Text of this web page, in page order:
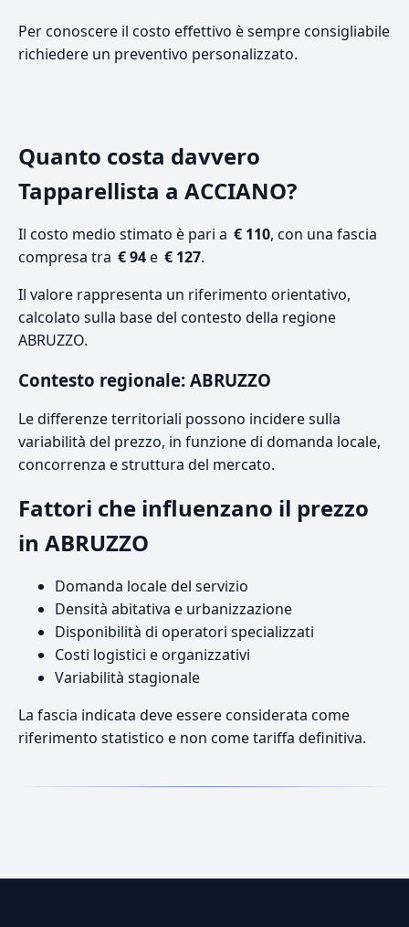
Per conoscere il costo effettivo è sempre consigliabile
richiedere un preventivo personalizzato.
Quanto costa davvero
Tapparellista a ACCIANO?
Il costo medio stimato è pari a € 110, con una fascia
compresa tra € 94e € 127.
Il valore rappresenta un riferimento orientativo,
calcolato sulla base del contesto della regione
ABRUZZO.
Contesto regionale: ABRUZZO
Le differenze territoriali possono incidere sulla
variabilità del prezzo, in funzione di domanda locale,
concorrenza e struttura del mercato.
Fattori che influenzano il prezzo
in ABRUZZO
Domanda locale del servizio
Densità abitativa e urbanizzazione
Disponibilità di operatori specializzati
Costi logistici e organizzativi
Variabilità stagionale
La fascia indicata deve essere considerata come
riferimento statistico e non come tariffa definitiva.